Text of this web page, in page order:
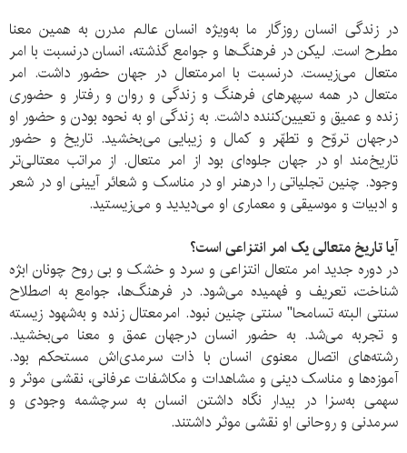
در زندگی انسان روزگار ما به‌ویژه انسان عالم مدرن به همین معنا
مطرح است. لیکن در فرهنگ‌ها و جوامع گذشته، انسان درنسبت با امر
متعال می‌زیست. درنسبت با امرمتعال در جهان حضور داشت. امر
متعال در همه سپهرهای فرهنگ و زندگی و روان و رفتار و حضوری
زنده و عمیق و تعیین‌کننده داشت. به زندگی او به نحوه بودن و حضور او
درجهان تروّح و تطهّر و کمال و زیبایی می‌بخشید. تاریخ و حضور
تاریخ‌مند او در جهان جلوه‌ای بود از امر متعال. از مراتب معتالی‌تر
وجود. چنین تجلیاتی را درهنر او در مناسک و شعائر آیینی او در شعر
و ادبیات و موسیقی و معماری او می‌دیدید و می‌زیستید.
آیا تاریخ متعالی یک امر انتزاعی است؟
در دوره جدید امر متعال انتزاعی و سرد و خشک و بی روح چونان ابژه
شناخت، تعریف و فهمیده می‌شود. در فرهنگ‌ها، جوامع به اصطلاح
سنتی البته تسامحا" سنتی چنین نبود. امرمعتال زنده و به‌شهود زیسته
و تجربه می‌شد. به حضور انسان درجهان عمق و معنا می‌بخشید.
رشته‌های اتصال معنوی انسان با ذات سرمدی‌اش مستحکم بود.
آموزه‌ها و مناسک دینی و مشاهدات و مکاشفات عرفانی، نقشی موثر و
سهمی به‌سزا در بیدار نگاه داشتن انسان به سرچشمه وجودی و
سرمدنی و روحانی او نقشی موثر داشتند.